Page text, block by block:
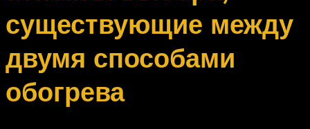
существующие между
двумя способами
обогрева